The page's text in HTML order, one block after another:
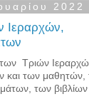
2022
Ιεραρχών,
Τριών
και των μαθητών,
των βιβλίων